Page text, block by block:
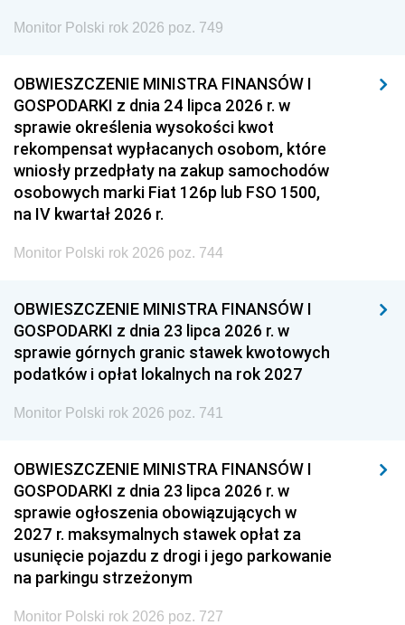
Monitor Polski rok 2026 poz. 749
OBWIESZCZENIE MINISTRA FINANSÓW I
GOSPODARKI z dnia 24 lipca 2026 r. w
sprawie określenia wysokości kwot
rekompensat wypłacanych osobom, które
wniosły przedpłaty na zakup samochodów
osobowych marki Fiat 126p lub FSO 1500,
na IV kwartał 2026 r.
Monitor Polski rok 2026 poz. 744
OBWIESZCZENIE MINISTRA FINANSÓW I
GOSPODARKI z dnia 23 lipca 2026 r. w
sprawie górnych granic stawek kwotowych
podatków i opłat lokalnych na rok 2027
Monitor Polski rok 2026 poz. 741
OBWIESZCZENIE MINISTRA FINANSÓW I
GOSPODARKI z dnia 23 lipca 2026 r. w
sprawie ogłoszenia obowiązujących w
2027 r. maksymalnych stawek opłat za
usunięcie pojazdu z drogi i jego parkowanie
na parkingu strzeżonym
Monitor Polski rok 2026 poz. 727